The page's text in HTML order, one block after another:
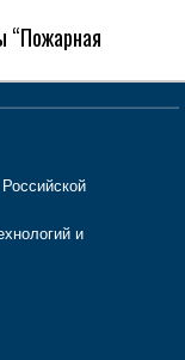
“Пожарная
и